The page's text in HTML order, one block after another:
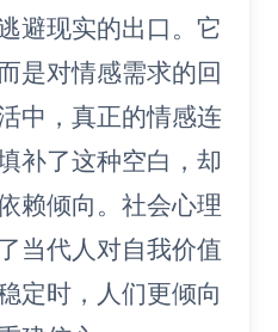
避现实的出口。它
是对情感需求的回
中，真正的情感连
补了这种空白，却
赖倾向。社会心理
当代人对自我价值
定时，人们更倾向